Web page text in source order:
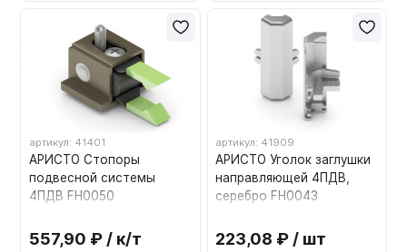
артикул: 41401
АРИСТО Стопоры
подвесной системы
4ПДВ FH0050
557,90 ₽ / к/т
артикул: 41909
АРИСТО Уголок заглушки
направляющей 4ПДВ,
серебро FH0043
223,08 ₽ / шт